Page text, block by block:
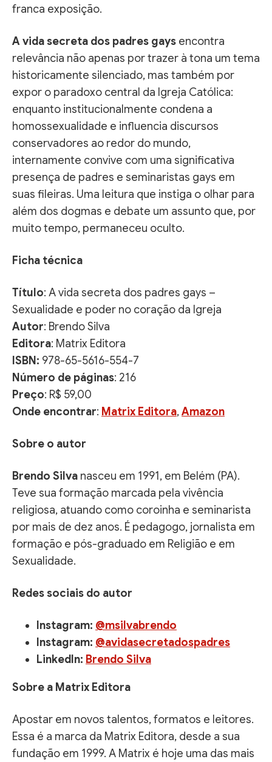
franca exposição.
A vida secreta dos padres gays encontra
relevância não apenas por trazer à tona um tema
historicamente silenciado, mas também por
expor o paradoxo central da Igreja Católica:
enquanto institucionalmente condena a
homossexualidade e influencia discursos
conservadores ao redor do mundo,
internamente convive com uma significativa
presença de padres e seminaristas gays em
suas fileiras. Uma leitura que instiga o olhar para
além dos dogmas e debate um assunto que, por
muito tempo, permaneceu oculto.
Ficha técnica
Título: A vida secreta dos padres gays –
Sexualidade e poder no coração da Igreja
Autor: Brendo Silva
Editora: Matrix Editora
ISBN: 978-65-5616-554-7
Número de páginas: 216
Preço: R$ 59,00
Onde encontrar: Matrix Editora,Amazon
Sobre o autor
Brendo Silva nasceu em 1991, em Belém (PA).
Teve sua formação marcada pela vivência
religiosa, atuando como coroinha e seminarista
por mais de dez anos. É pedagogo, jornalista em
formação e pós-graduado em Religião e em
Sexualidade.
Redes sociais do autor
Instagram: @msilvabrendo
Instagram: @avidasecretadospadres
LinkedIn: Brendo Silva
Sobre a Matrix Editora
Apostar em novos talentos, formatos e leitores.
Essa é a marca da Matrix Editora, desde a sua
fundação em 1999. A Matrix é hoje uma das mais